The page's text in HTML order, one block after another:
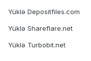
Yüklə Depositfiles.com
Yüklə Shareflare.net
Yüklə Turbobit.net